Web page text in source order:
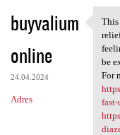
buyvalium
online
24.04.2024
Adres
This
This
be
For
fast-